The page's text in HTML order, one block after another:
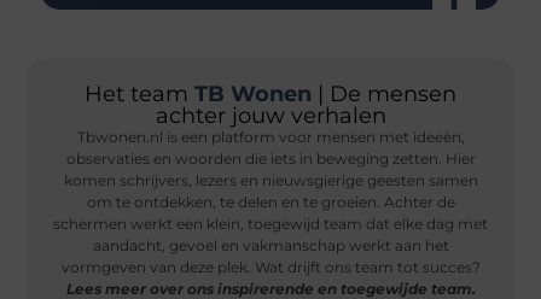
Het team TB Wonen | De mensen
achter jouw verhalen
Tbwonen.nl is een platform voor mensen met ideeën,
observaties en woorden die iets in beweging zetten. Hier
komen schrijvers, lezers en nieuwsgierige geesten samen
om te ontdekken, te delen en te groeien. Achter de
schermen werkt een klein, toegewijd team dat elke dag met
aandacht, gevoel en vakmanschap werkt aan het
vormgeven van deze plek. Wat drijft ons team tot succes?
Lees meer over ons inspirerende en toegewijde team.